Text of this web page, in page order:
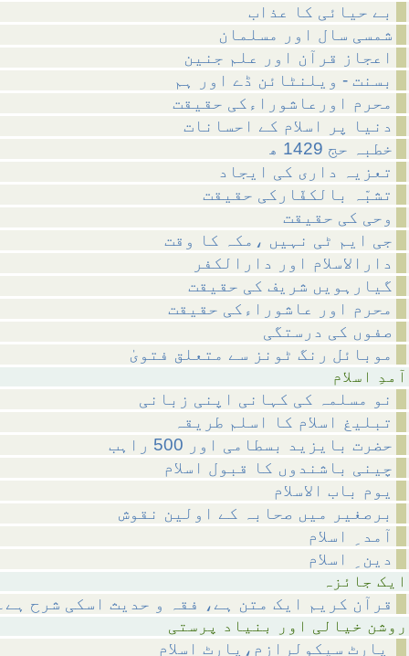
بے حیائی کا عذاب
شمسی سال اور مسلمان
اعجاز قرآن اور علم جنین
بسنت - ویلنٹائن ڈے اور ہم
محرم اورعاشوراءکی حقیقت
دنیا پر اسلام کے احسانات
خطبہ حج 1429 ھ
تعزیہ داری کی ایجاد
تشبّہ بالکفّارکی حقیقت
وحی کی حقیقت
جی ایم ٹی نہیں ،مکہ کا وقت
دارالاسلام اور دارالکفر
گیارہویں شریف کی حقیقت
محرم اور عاشوراءکی حقیقت
صفوں کی درستگی
موبائل رنگ ٹونز سے متعلق فتویٰ
نو مسلمہ کی کہانی اپنی زبانی
تبلیغ اسلام کا اسلم طریقہ
حضرت بایزید بسطامی اور 500 راہب
چینی باشندوں کا قبول اسلام
یوم باب الاسلام
برصغیر میں صحابہ کے اولین نقوش
آمد ِ اسلام
دین ِ اسلام
قرآن کریم ایک متن ہے، فقہ و حدیث اسکی شرح